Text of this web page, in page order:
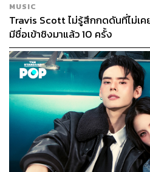
MUSIC
Travis Scott ไม่รู้สึกกดดันที่ไม่เค
มีชื่อเข้าชิงมาแล้ว 10 ครั้ง